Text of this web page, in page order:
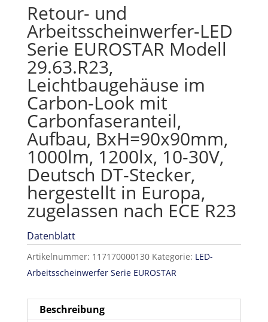
Retour- und
Arbeitsscheinwerfer-LED
Serie EUROSTAR Modell
29.63.R23,
Leichtbaugehäuse im
Carbon-Look mit
Carbonfaseranteil,
Aufbau, BxH=90x90mm,
1000lm, 1200lx, 10-30V,
Deutsch DT-Stecker,
hergestellt in Europa,
zugelassen nach ECE R23
Datenblatt
Artikelnummer: 117170000130 Kategorie: LED-
Arbeitsscheinwerfer Serie EUROSTAR
Beschreibung